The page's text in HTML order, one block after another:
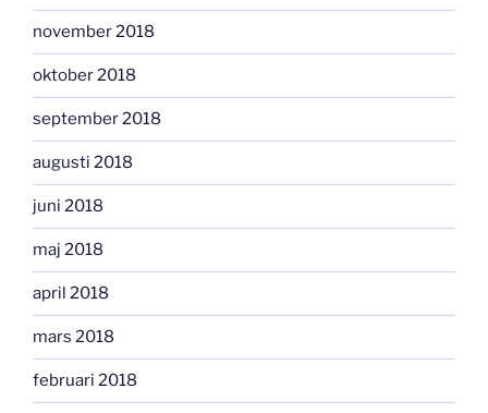
november 2018
oktober 2018
september 2018
augusti 2018
juni 2018
maj 2018
april 2018
mars 2018
februari 2018